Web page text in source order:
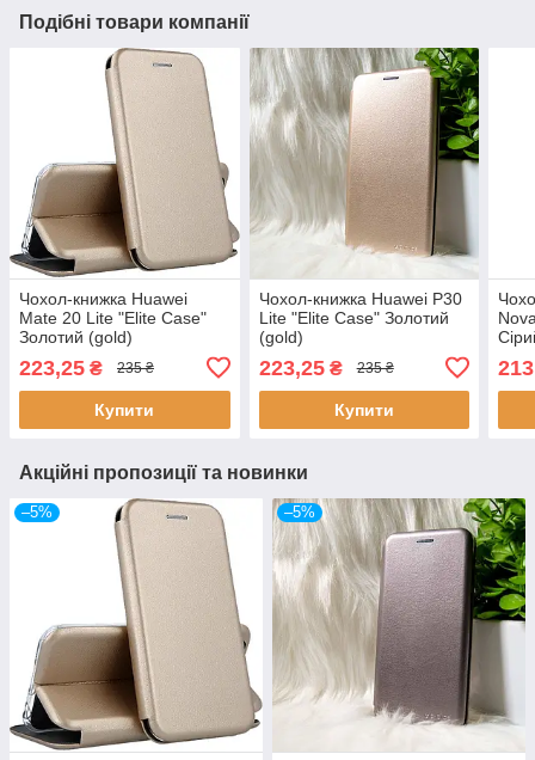
Подібні товари компанії
Чохол-книжка Huawei
Mate 20 Lite "Elite Case"
Золотий (gold)
223,25 ₴ 235 ₴
Купити
Чохол-книжка Huawei P30
Lite "Elite Case" Золотий
(gold)
223,25₴ 235 ₴
Купити
Акційні пропозиції та новинки
–5% –5%